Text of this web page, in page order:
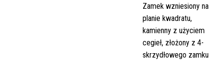
Zamek wzniesiony na
planie kwadratu,
kamienny z użyciem
cegieł, złożony z 4-
skrzydłowego zamku